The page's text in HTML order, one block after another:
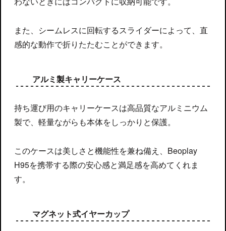
また、シームレスに回転するスライダーによって、直
感的な動作で折りたたむことができます。
アルミ製キャリーケース
持ち運び用のキャリーケースは高品質なアルミニウム
製で、軽量ながらも本体をしっかりと保護。
このケースは美しさと機能性を兼ね備え、Beoplay
H95を携帯する際の安心感と満足感を高めてくれま
す。
マグネット式イヤーカップ